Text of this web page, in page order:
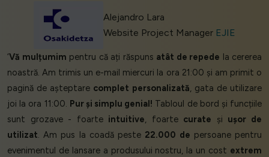
Alejandro Lara
Website Project Manager EJIE
‘Vă mulțumim pentru că ați răspuns atât de repede la cererea
noastră. Am trimis un e-mail miercuri la ora 21:00 și am primit o
pagină de așteptare complet personalizată, gata de utilizare
joi la ora 11:00. Pur și simplu genial! Tabloul de bord și funcțiile
sunt grozave - foarte intuitive, foarte curate și ușor de
utilizat. Am pus la coadă peste 22.000 de persoane pentru
evenimentul de lansare a produsului nostru, la un cost extrem